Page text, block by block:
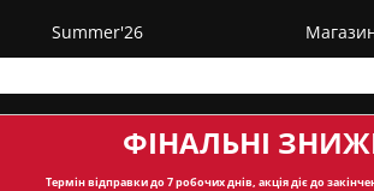
Summer'26
ФІНАЛЬНІ
Термін відправкидо 7 робочих днів, акція діє до